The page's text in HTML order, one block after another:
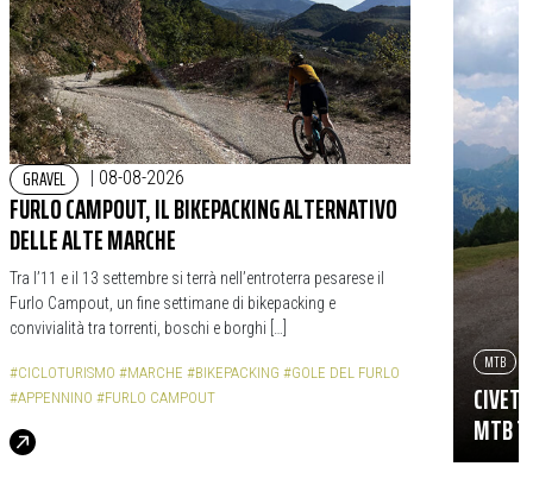
GRAVEL | 08-08-2026
FURLO CAMPOUT, IL BIKEPACKING ALTERNATIVO
DELLE ALTE MARCHE
Tra l’11 e il 13 settembre si terrà nell’entroterra pesarese il
Furlo Campout, un fine settimane di bikepacking e
convivialità tra torrenti, boschi e borghi […]
#CICLOTURISMO #MARCHE #BIKEPACKING #GOLE DEL FURLO
#APPENNINO #FURLO CAMPOUT
MTB
MTB